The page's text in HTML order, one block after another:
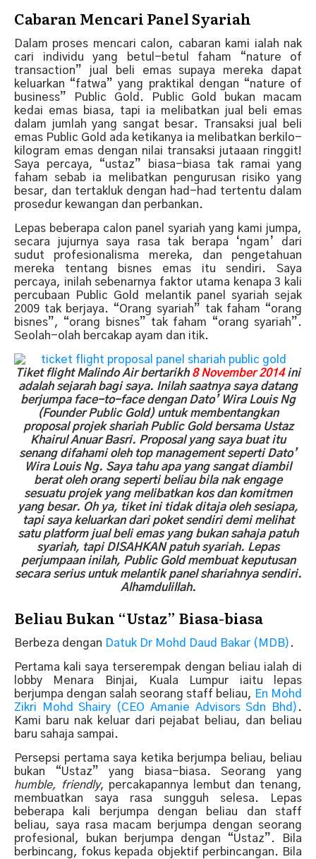
Cabaran Mencari Panel Syariah
Dalam proses mencari calon, cabaran kami ialah nak
cari individu yang betul-betul faham “nature of
transaction” jual beli emas supaya mereka dapat
keluarkan “fatwa” yang praktikal dengan “nature of
business” Public Gold. Public Gold bukan macam
kedai emas biasa, tapi ia melibatkan jual beli emas
dalam jumlah yang sangat besar. Transaksi jual beli
emas Public Gold ada ketikanya ia melibatkan berkilo-
kilogram emas dengan nilai transaksi jutaaan ringgit!
Saya percaya, “ustaz” biasa-biasa tak ramai yang
faham sebab ia melibatkan pengurusan risiko yang
besar, dan tertakluk dengan had-had tertentu dalam
prosedur kewangan dan perbankan.
Lepas beberapa calon panel syariah yang kami jumpa,
secara jujurnya saya rasa tak berapa ‘ngam’ dari
sudut profesionalisma mereka, dan pengetahuan
mereka tentang bisnes emas itu sendiri. Saya
percaya, inilah sebenarnya faktor utama kenapa 3 kali
percubaan Public Gold melantik panel syariah sejak
2009 tak berjaya. “Orang syariah” tak faham “orang
bisnes”, “orang bisnes” tak faham “orang syariah”.
Seolah-olah bercakap ayam dan itik.
Tiket flight Malindo Air bertarikh 8 November 2014ini
adalah sejarah bagi saya. Inilah saatnya saya datang
berjumpa face-to-face dengan Dato’ Wira Louis Ng
(Founder Public Gold) untuk membentangkan
proposal projek shariah Public Gold bersama Ustaz
Khairul Anuar Basri. Proposal yang saya buat itu
senang difahami oleh top management seperti Dato’
Wira Louis Ng. Saya tahu apa yang sangat diambil
berat oleh orang seperti beliau bila nak engage
sesuatu projek yang melibatkan kos dan komitmen
yang besar. Oh ya, tiket ini tidak ditaja oleh sesiapa,
tapi saya keluarkan dari poket sendiri demi melihat
satu platform jual beli emas yang bukan sahaja patuh
syariah, tapi DISAHKAN patuh syariah. Lepas
perjumpaan inilah, Public Gold membuat keputusan
secara serius untuk melantik panel shariahnya sendiri.
Alhamdulillah.
Beliau Bukan “Ustaz” Biasa-biasa
Berbeza dengan Datuk Dr Mohd Daud Bakar (MDB) .
Pertama kali saya terserempak dengan beliau ialah di
lobby Menara Binjai, Kuala Lumpur iaitu lepas
berjumpa dengan salah seorang staff beliau, En Mohd
Zikri Mohd Shairy (CEO Amanie Advisors Sdn Bhd) .
Kami baru nak keluar dari pejabat beliau, dan beliau
baru sahaja sampai.
Persepsi pertama saya ketika berjumpa beliau, beliau
bukan “Ustaz” yang biasa-biasa. Seorang yang
humble, friendly, percakapannya lembut dan tenang,
membuatkan saya rasa sungguh selesa. Lepas
beberapa kali berjumpa dengan beliau dan staff
beliau, saya rasa macam berjumpa dengan seorang
profesional, bukan berjumpa dengan “Ustaz”. Bila
berbincang, fokus kepada objektif perbincangan. Bila